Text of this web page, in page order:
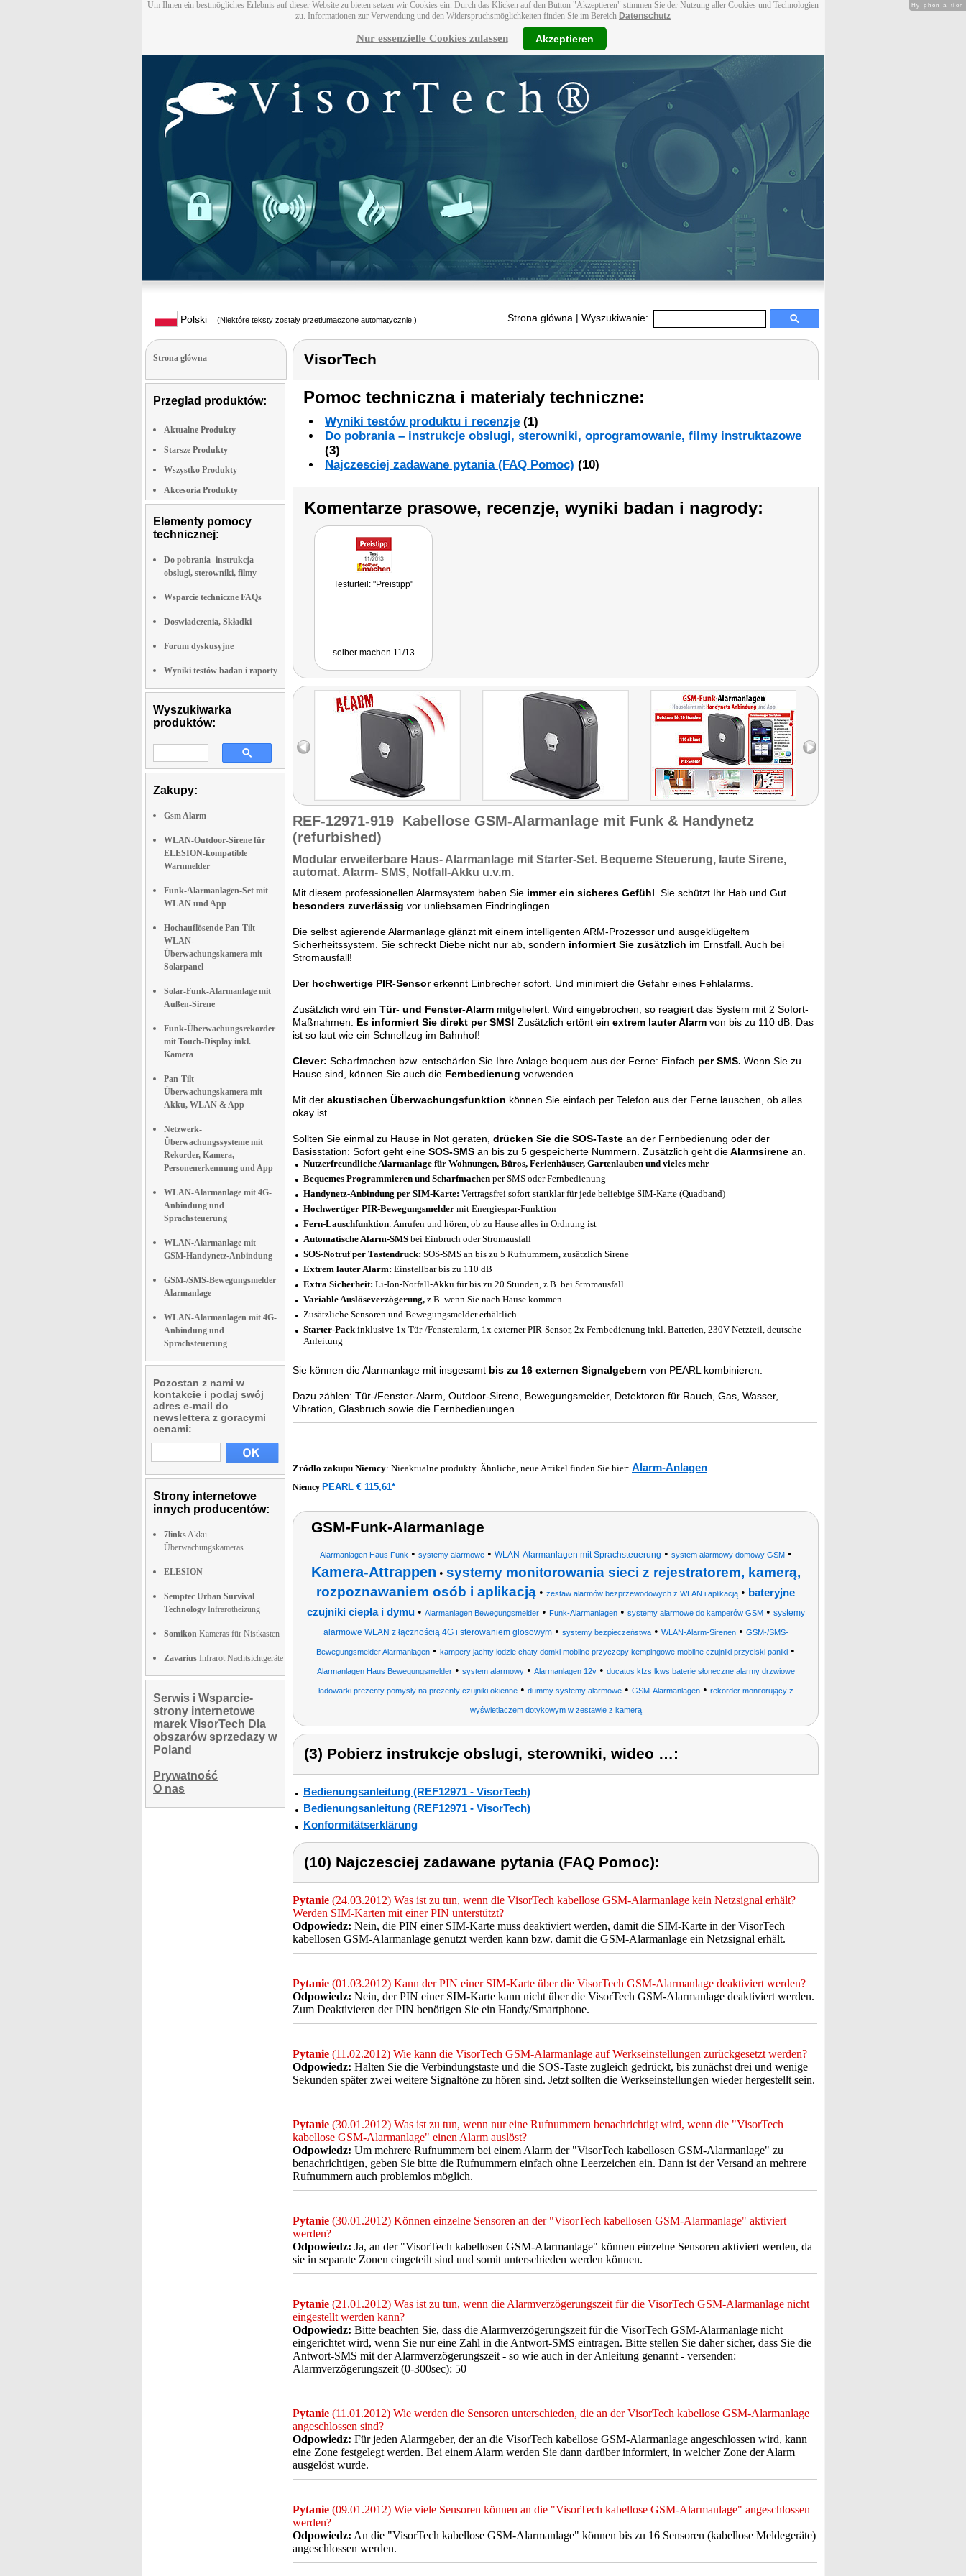
Um Ihnen ein bestmögliches Erlebnis auf dieser Website zu bieten setzen wir Cookies ein. Durch das Klicken auf den Button "Akzeptieren" stimmen Sie der Nutzung aller Cookies und Technologien
zu. Informationen zur Verwendung und den Widerspruchsmöglichkeiten finden Sie im Bereich Datenschutz
Nur essenzielle Cookies zulassen Akzeptieren
Polski (Niektóre teksty zostały przetłumaczone automatycznie.) Strona glówna | Wyszukiwanie:
Strona glówna
Przeglad produktów:
Aktualne Produkty
Starsze Produkty
Wszystko Produkty
Akcesoria Produkty
Elementy pomocy
technicznej:
Do pobrania- instrukcja
obslugi, sterowniki, filmy
Wsparcie techniczne FAQs
Doswiadczenia, Składki
Forum dyskusyjne
Wyniki testów badan i raporty
Wyszukiwarka
produktów:
Zakupy:
Gsm Alarm
WLAN-Outdoor-Sirene für
ELESION-kompatible
Warnmelder
Funk-Alarmanlagen-Set mit
WLAN und App
Hochauflösende Pan-Tilt-
WLAN-
Überwachungskamera mit
Solarpanel
Solar-Funk-Alarmanlage mit
Außen-Sirene
Funk-Überwachungsrekorder
mit Touch-Display inkl.
Kamera
Pan-Tilt-
Überwachungskamera mit
Akku, WLAN & App
Netzwerk-
Überwachungssysteme mit
Rekorder, Kamera,
Personenerkennung und App
WLAN-Alarmanlage mit 4G-
Anbindung und
Sprachsteuerung
WLAN-Alarmanlage mit
GSM-Handynetz-Anbindung
GSM-/SMS-Bewegungsmelder
Alarmanlage
WLAN-Alarmanlagen mit 4G-
Anbindung und
Sprachsteuerung
Pozostan z nami w
kontakcie i podaj swój
adres e-mail do
newslettera z goracymi
cenami:
Strony internetowe
innych producentów:
7linksAkku
Überwachungskameras
ELESION
Semptec Urban Survival
Technology Infrarotheizung
Somikon Kameras für Nistkasten
Zavarius Infrarot Nachtsichtgeräte
Serwis i Wsparcie-
strony internetowe
marek VisorTech Dla
obszarów sprzedazy w
Poland
Prywatność
O nas
VisorTech
Pomoc techniczna i materialy techniczne:
Wyniki testów produktu i recenzje (1)
Do pobrania – instrukcje obslugi, sterowniki, oprogramowanie, filmy instruktazowe
(3)
Najczesciej zadawane pytania (FAQ Pomoc) (10)
Komentarze prasowe, recenzje, wyniki badan i nagrody:
Testurteil: "Preistipp"
selber machen 11/13
REF-12971-919 Kabellose GSM-Alarmanlage mit Funk & Handynetz
(refurbished)
Modular erweiterbare Haus- Alarmanlage mit Starter-Set. Bequeme Steuerung, laute Sirene,
automat. Alarm- SMS, Notfall-Akku u.v.m.
Mit diesem professionellen Alarmsystem haben Sie immer ein sicheres Gefühl . Sie schützt Ihr Hab und Gut
besonders zuverlässig vor unliebsamen Eindringlingen.
Die selbst agierende Alarmanlage glänzt mit einem intelligenten ARM-Prozessor und ausgeklügeltem
Sicherheitssystem. Sie schreckt Diebe nicht nur ab, sondern informiert Sie zusätzlich im Ernstfall. Auch bei
Stromausfall!
Der hochwertige PIR-Sensorerkennt Einbrecher sofort. Und minimiert die Gefahr eines Fehlalarms.
Zusätzlich wird ein Tür- und Fenster-Alarm mitgeliefert. Wird eingebrochen, so reagiert das System mit 2 Sofort-
Maßnahmen: Es informiert Sie direkt per SMS! Zusätzlich ertönt ein extrem lauter Alarm von bis zu 110 dB: Das
ist so laut wie ein Schnellzug im Bahnhof!
Clever: Scharfmachen bzw. entschärfen Sie Ihre Anlage bequem aus der Ferne: Einfach per SMS. Wenn Sie zu
Hause sind, können Sie auch die Fernbedienung verwenden.
Mit der akustischen Überwachungsfunktion können Sie einfach per Telefon aus der Ferne lauschen, ob alles
okay ist.
Sollten Sie einmal zu Hause in Not geraten, drücken Sie die SOS-Taste an der Fernbedienung oder der
Basisstation: Sofort geht eine SOS-SMS an bis zu 5 gespeicherte Nummern. Zusätzlich geht dieAlarmsirene an.
Nutzerfreundliche Alarmanlage für Wohnungen, Büros, Ferienhäuser, Gartenlauben und vieles mehr
Bequemes Programmieren und Scharfmachen per SMS oder Fernbedienung
Handynetz-Anbindung per SIM-Karte: Vertragsfrei sofort startklar für jede beliebige SIM-Karte (Quadband)
Hochwertiger PIR-Bewegungsmelder mit Energiespar-Funktion
Fern-Lauschfunktion: Anrufen und hören, ob zu Hause alles in Ordnung ist
Automatische Alarm-SMS bei Einbruch oder Stromausfall
SOS-Notruf per Tastendruck: SOS-SMS an bis zu 5 Rufnummern, zusätzlich Sirene
Extrem lauter Alarm: Einstellbar bis zu 110 dB
Extra Sicherheit: Li-Ion-Notfall-Akku für bis zu 20 Stunden, z.B. bei Stromausfall
Variable Auslöseverzögerung, z.B. wenn Sie nach Hause kommen
Zusätzliche Sensoren und Bewegungsmelder erhältlich
Starter-Packinklusive 1x Tür-/Fensteralarm, 1x externer PIR-Sensor, 2x Fernbedienung inkl. Batterien, 230V-Netzteil, deutsche
Anleitung
Sie können die Alarmanlage mit insgesamt bis zu 16 externen Signalgebern von PEARL kombinieren.
Dazu zählen: Tür-/Fenster-Alarm, Outdoor-Sirene, Bewegungsmelder, Detektoren für Rauch, Gas, Wasser,
Vibration, Glasbruch sowie die Fernbedienungen.
Zródlo zakupu Niemcy: Nieaktualne produkty. Ähnliche, neue Artikel finden Sie hier: Alarm-Anlagen
Niemcy PEARL € 115,61*
GSM-Funk-Alarmanlage
Alarmanlagen Haus Funk • systemy alarmowe• WLAN-Alarmanlagen mit Sprachsteuerung • system alarmowy domowy GSM•
Kamera-Attrappen • systemy monitorowania sieci z rejestratorem, kamerą,
rozpoznawaniem osób i aplikacją • zestaw alarmów bezprzewodowych z WLAN i aplikacją • bateryjne
czujniki ciepła i dymu• Alarmanlagen Bewegungsmelder• Funk-Alarmanlagen• systemy alarmowe do kamperów GSM• systemy
alarmowe WLAN z łącznością 4G i sterowaniem głosowym• systemy bezpieczeństwa• WLAN-Alarm-Sirenen• GSM-/SMS-
Bewegungsmelder Alarmanlagen • kampery jachty łodzie chaty domki mobilne przyczepy kempingowe mobilne czujniki przyciski paniki •
Alarmanlagen Haus Bewegungsmelder• system alarmowy• Alarmanlagen 12v• ducatos kfzs lkws baterie słoneczne alarmy drzwiowe
ładowarki prezenty pomysły na prezenty czujniki okienne• dummy systemy alarmowe• GSM-Alarmanlagen• rekorder monitorujący z
wyświetlaczem dotykowym w zestawie z kamerą
(3) Pobierz instrukcje obslugi, sterowniki, wideo …:
Bedienungsanleitung (REF12971 - VisorTech)
Bedienungsanleitung (REF12971 - VisorTech)
Konformitätserklärung
(10) Najczesciej zadawane pytania (FAQ Pomoc):
Pytanie (24.03.2012) Was ist zu tun, wenn die VisorTech kabellose GSM-Alarmanlage kein Netzsignal erhält?
Werden SIM-Karten mit einer PIN unterstützt?
Odpowiedz: Nein, die PIN einer SIM-Karte muss deaktiviert werden, damit die SIM-Karte in der VisorTech
kabellosen GSM-Alarmanlage genutzt werden kann bzw. damit die GSM-Alarmanlage ein Netzsignal erhält.
Pytanie (01.03.2012) Kann der PIN einer SIM-Karte über die VisorTech GSM-Alarmanlage deaktiviert werden?
Odpowiedz: Nein, der PIN einer SIM-Karte kann nicht über die VisorTech GSM-Alarmanlage deaktiviert werden.
Zum Deaktivieren der PIN benötigen Sie ein Handy/Smartphone.
Pytanie (11.02.2012) Wie kann die VisorTech GSM-Alarmanlage auf Werkseinstellungen zurückgesetzt werden?
Odpowiedz: Halten Sie die Verbindungstaste und die SOS-Taste zugleich gedrückt, bis zunächst drei und wenige
Sekunden später zwei weitere Signaltöne zu hören sind. Jetzt sollten die Werkseinstellungen wieder hergestellt sein.
Pytanie (30.01.2012) Was ist zu tun, wenn nur eine Rufnummern benachrichtigt wird, wenn die "VisorTech
kabellose GSM-Alarmanlage" einen Alarm auslöst?
Odpowiedz: Um mehrere Rufnummern bei einem Alarm der "VisorTech kabellosen GSM-Alarmanlage" zu
benachrichtigen, geben Sie bitte die Rufnummern einfach ohne Leerzeichen ein. Dann ist der Versand an mehrere
Rufnummern auch problemlos möglich.
Pytanie (30.01.2012) Können einzelne Sensoren an der "VisorTech kabellosen GSM-Alarmanlage" aktiviert
werden?
Odpowiedz: Ja, an der "VisorTech kabellosen GSM-Alarmanlage" können einzelne Sensoren aktiviert werden, da
sie in separate Zonen eingeteilt sind und somit unterschieden werden können.
Pytanie (21.01.2012) Was ist zu tun, wenn die Alarmverzögerungszeit für die VisorTech GSM-Alarmanlage nicht
eingestellt werden kann?
Odpowiedz: Bitte beachten Sie, dass die Alarmverzögerungszeit für die VisorTech GSM-Alarmanlage nicht
eingerichtet wird, wenn Sie nur eine Zahl in die Antwort-SMS eintragen. Bitte stellen Sie daher sicher, dass Sie die
Antwort-SMS mit der Alarmverzögerungszeit - so wie auch in der Anleitung genannt - versenden:
Alarmverzögerungszeit (0-300sec): 50
Pytanie (11.01.2012) Wie werden die Sensoren unterschieden, die an der VisorTech kabellose GSM-Alarmanlage
angeschlossen sind?
Odpowiedz: Für jeden Alarmgeber, der an die VisorTech kabellose GSM-Alarmanlage angeschlossen wird, kann
eine Zone festgelegt werden. Bei einem Alarm werden Sie dann darüber informiert, in welcher Zone der Alarm
ausgelöst wurde.
Pytanie (09.01.2012) Wie viele Sensoren können an die "VisorTech kabellose GSM-Alarmanlage" angeschlossen
werden?
Odpowiedz: An die "VisorTech kabellose GSM-Alarmanlage" können bis zu 16 Sensoren (kabellose Meldegeräte)
angeschlossen werden.
Hy-phen-a-tion